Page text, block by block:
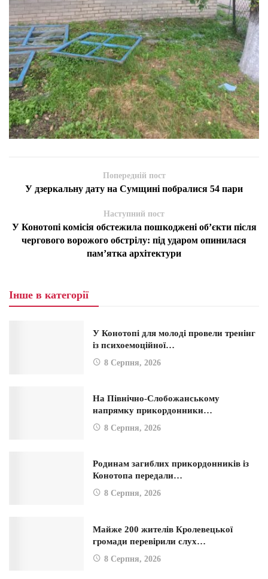
Попередній пост
У дзеркальну дату на Сумщині побралися 54 пари
Наступний пост
У Конотопі комісія обстежила пошкоджені об’єкти після
чергового ворожого обстрілу: під ударом опинилася
пам’ятка архітектури
Інше в категорії
У Конотопі для молоді провели тренінг
із психоемоційної…
8 Серпня, 2026
На Північно-Слобожанському
напрямку прикордонники…
8 Серпня, 2026
Родинам загиблих прикордонників із
Конотопа передали…
8 Серпня, 2026
Майже 200 жителів Кролевецької
громади перевірили слух…
8 Серпня, 2026